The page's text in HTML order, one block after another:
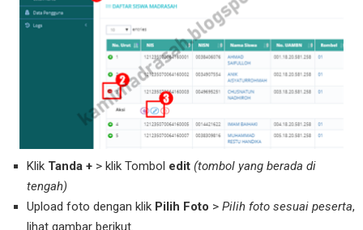
Klik Tanda +> klik Tombol edit (tombol yang berada di
tengah)
Upload foto dengan klik Pilih Foto > Pilih foto sesuai peserta,
lihat gambar berikut.